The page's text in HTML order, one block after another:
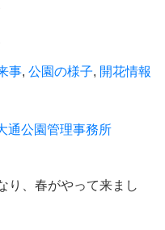
事, 公園の様子, 開花情報
通公園管理事務所
り、春がやって来まし